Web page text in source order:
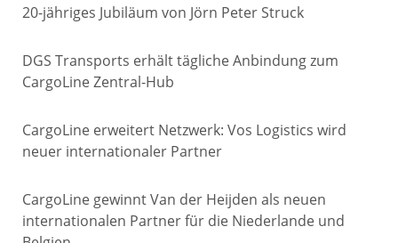
20-jähriges Jubiläum von Jörn Peter Struck
DGS Transports erhält tägliche Anbindung zum
CargoLine Zentral-Hub
CargoLine erweitert Netzwerk: Vos Logistics wird
neuer internationaler Partner
CargoLine gewinnt Van der Heijden als neuen
internationalen Partner für die Niederlande und